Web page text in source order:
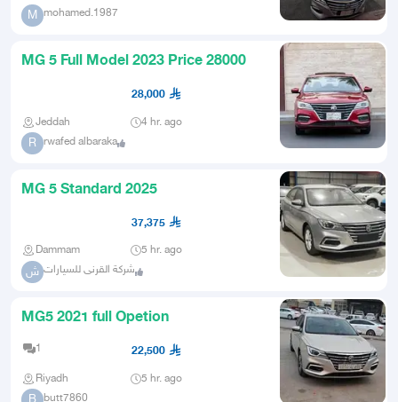
M mohamed.1987
MG 5 Full Model 2023 Price 28000
28,000
Jeddah 4 hr. ago
R rwafed albaraka
MG 5 Standard 2025
37,375
Dammam 5 hr. ago
ش شركة القرنى للسيارات
MG5 2021 full Opetion
1 22,500
Riyadh 5 hr. ago
butt7860